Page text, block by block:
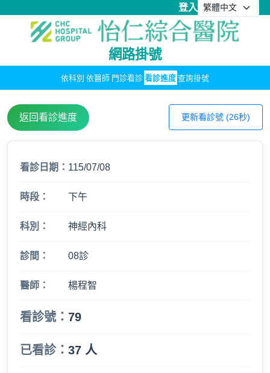
登入
網路掛號
依科別 依醫師 門診看診 看診進度 查詢掛號
返回看診進度 更新看診號 (26秒)
看診日期： 115/07/08
時段： 下午
科別： 神經內科
診間： 08診
醫師： 楊程智
看診號： 79
已看診： 37 人